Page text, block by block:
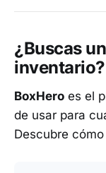
¿Buscas
inventario?
BoxHero es el
de usar para
Descubre